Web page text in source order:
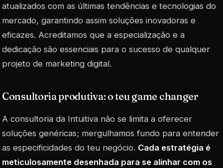
atualizados com as últimas tendências e tecnologias do
mercado, garantindo assim soluções inovadoras e
eficazes. Acreditamos que a especialização e a
dedicação são essenciais para o sucesso de qualquer
projeto de marketing digital.
Consultoria produtiva: o teu game changer
A consultoria da Intuitiva não se limita a oferecer
soluções genéricas; mergulhamos fundo para entender
as especificidades do teu negócio. Cada estratégia é
meticulosamente desenhada para se alinhar com os